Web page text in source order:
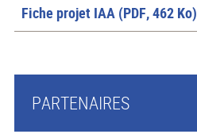
Fiche projet IAA (PDF, 462 Ko)
PARTENAIRES